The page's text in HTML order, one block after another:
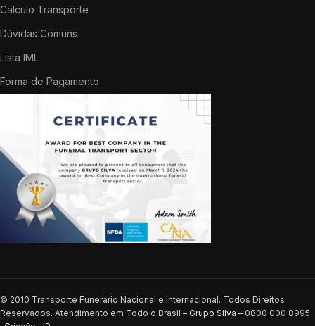
Calculo Transporte
Dúvidas Comuns
Lista IML
Forma de Pagamento
© 2010 Transporte Funerário Nacional e Internacional. Todos Direitos
Reservados. Atendimento em Todo o Brasil – Grupo Silva – 0800 000 8995